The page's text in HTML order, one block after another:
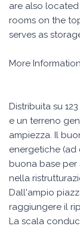
are also
rooms on the
serves as
More
Distribuita su
e un terreno
ampiezza. Il
energetiche
buona base
nella
Dall'ampio
raggiungere il
La scala